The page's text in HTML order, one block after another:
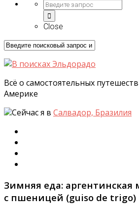
Close
Всё о самостоятельных
Америке
Сейчас я в Салвадор, Бразилия
Зимняя еда: аргентинская
с пшеницей (guiso de trigo)